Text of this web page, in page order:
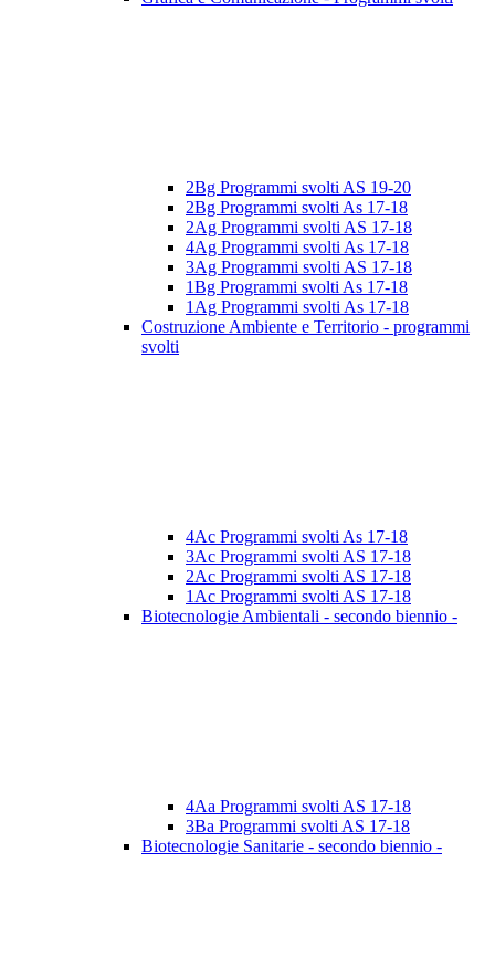
2Bg Programmi svolti AS 19-20
2Bg Programmi svolti As 17-18
2Ag Programmi svolti AS 17-18
4Ag Programmi svolti As 17-18
3Ag Programmi svolti AS 17-18
1Bg Programmi svolti As 17-18
1Ag Programmi svolti As 17-18
Costruzione Ambiente e Territorio - programmi
svolti
4Ac Programmi svolti As 17-18
3Ac Programmi svolti AS 17-18
2Ac Programmi svolti AS 17-18
1Ac Programmi svolti AS 17-18
Biotecnologie Ambientali - secondo biennio -
4Aa Programmi svolti AS 17-18
3Ba Programmi svolti AS 17-18
Biotecnologie Sanitarie - secondo biennio -